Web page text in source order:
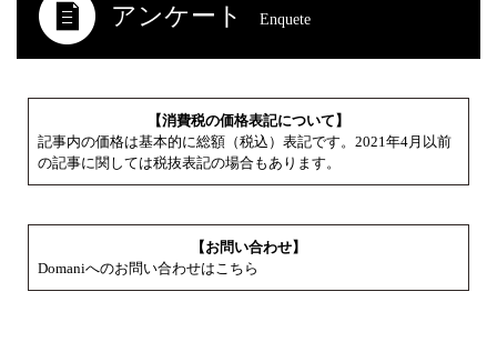
アンケート Enquete
【消費税の価格表記について】
記事内の価格は基本的に総額（税込）表記です。2021年4月以前
の記事に関しては税抜表記の場合もあります。
【お問い合わせ】
Domaniへのお問い合わせはこちら